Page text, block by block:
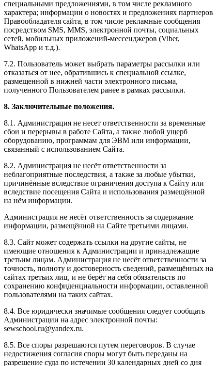
специальными предложениями, в том числе рекламного
характера; информации о новостях и предложениях партнеров
Правообладателя сайта, в том числе рекламные сообщения
посредством SMS, MMS, электронной почты, социальных
сетей, мобильных приложений-мессенджеров (Viber,
WhatsApp и т.д.).
7.2. Пользователь может выбрать параметры рассылки или
отказаться от нее, обратившись к специальной ссылке,
размещенной в нижней части электронного письма,
полученного Пользователем ранее в рамках рассылки.
8. Заключительные положения.
8.1. Администрация не несет ответственности за временные
сбои и перерывы в работе Сайта, а также любой ущерб
оборудованию, программам для ЭВМ или информации,
связанный с использованием Сайта.
8.2. Администрация не несёт ответственности за
неблагоприятные последствия, а также за любые убытки,
причинённые вследствие ограничения доступа к Сайту или
вследствие посещения Сайта и использования размещённой
на нём информации.
Администрация не несёт ответственность за содержание
информации, размещённой на Сайте третьими лицами.
8.3. Сайт может содержать ссылки на другие сайты, не
имеющие отношения к Администрации и принадлежащие
третьим лицам. Администрация не несёт ответственности за
точность, полноту и достоверность сведений, размещённых на
сайтах третьих лиц, и не берёт на себя обязательств по
сохранению конфиденциальности информации, оставленной
пользователями на таких сайтах.
8.4. Все юридически значимые сообщения следует сообщать
Администрации на адрес электронной почты:
sewschool.ru@yandex.ru.
8.5. Все споры разрешаются путем переговоров. В случае
недостижения согласия споры могут быть переданы на
разрешение суда по истечении 30 календарных дней со дня